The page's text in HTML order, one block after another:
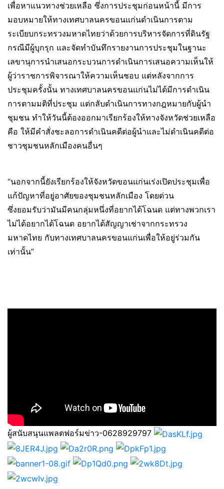
เพื่อหาแนวทางช่วยเหลือ ซึ่งการประชุมก่อนหน้านี้ มีการ
มอบหมายให้ทางเทศบาลนครขอนแก่นดำเนินการตาม
ระเบียบกระทรวงมหาดไทยว่าด้วยการบริหารจัดการที่ดินรัฐ
กรณีมีผู้บุกรุก และจัดทำบันทึกรายงานการประชุมในฐานะ
เลขานุการนำเสนอกระบวนการดำเนินการเสนอความเห็นให้
ผู้ว่าราชการพิจารณาให้ความเห็นชอบ แต่หลังจากการ
ประชุมครั้งนั้น ทางเทศบาลนครขอนแก่นไม่ได้มีการดำเนิน
การตามมติที่ประชุม แต่กลับดำเนินการทางกฎหมายกับผู้นำ
ชุมชน ทำให้วันนี้ต้องออกมาเรียกร้องให้ทางจังหวัดช่วยเหลือ
คือ ให้มีคำสั่งชะลอการดำเนินคดีต่อผู้นำและไม่ดำเนินคดีต่อ
ชาวชุมชนหลักเมืองคนอื่นๆ
“นอกจากนี้ยังเรียกร้องให้จังหวัดขอนแก่นเร่งเปิดประชุมเพื่อ
แก้ปัญหาที่อยู่อาศัยของชุมชนหลักเมือง โดยด่วน
ซึ่งยอมรับว่ามันมีคนกลุ่มหนึ่งที่อยากได้โฉนด แต่ทางพวกเรา
ไม่ได้อยากได้โฉนด อยากได้สัญญาเช่าจากกระทรวง
มหาดไทย กับทางเทศบาลนครขอนแก่นเพื่อให้อยู่ร่วมกัน
เท่านั้น”
ผู้สนับสนุนแพลตฟอร์มข่าว-0628929797